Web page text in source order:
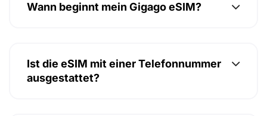
Wann beginnt mein Gigago eSIM?
Ist die eSIM mit einer Telefonnummer
ausgestattet?